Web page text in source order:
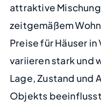
attraktive
zeitgemäßem
Preise für Häuser
variieren stark und
Lage, Zustand und
Objekts